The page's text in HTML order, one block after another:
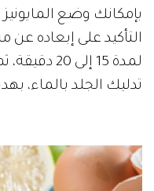
بإمكانك وضع
التأكيد على إبعاده عن
لمدة 15
تدليك الجلد بالماء،